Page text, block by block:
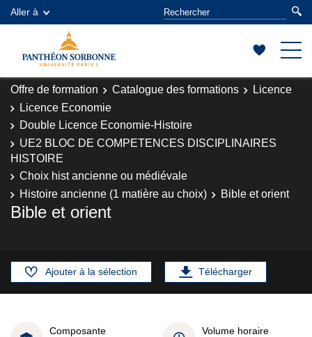
Aller à
Offre de formation Catalogue des formations
Licence
Licence Economie
Double Licence Economie-Histoire
UE2 BLOC DE COMPETENCES DISCIPLINAIRES
HISTOIRE
Choix hist ancienne ou médiévale
Histoire ancienne (1 matière au choix)
Bible et orient
Bible et orient
Ajouter à la sélection Télécharger
Composante
Volume horaire